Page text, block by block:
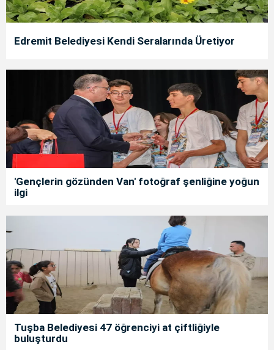
Edremit Belediyesi Kendi Seralarında Üretiyor
'Gençlerin gözünden Van' fotoğraf şenliğine yoğun
ilgi
Tuşba Belediyesi 47 öğrenciyi at çiftliğiyle
buluşturdu